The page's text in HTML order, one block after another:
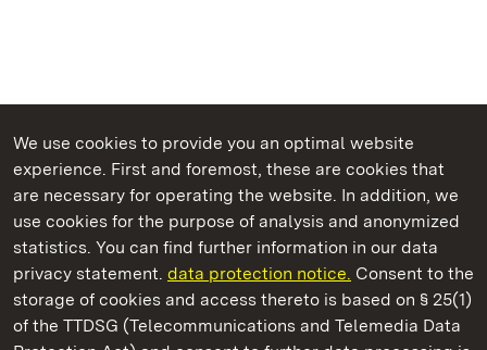
We use cookies to provide you an optimal website
experience. First and foremost, these are cookies that
are necessary for operating the website. In addition, we
use cookies for the purpose of analysis and anonymized
statistics. You can find further information in our data
privacy statement. data protection notice. Consent to the
storage of cookies and access thereto is based on § 25(1)
of the TTDSG (Telecommunications and Telemedia Data
State Palaces and Gardens of Baden-Wuerttemberg